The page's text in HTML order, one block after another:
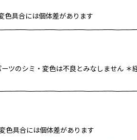
色具合には個体差があります
ツのシミ・変色は不良とみなしません ＊
色具合には個体差があります